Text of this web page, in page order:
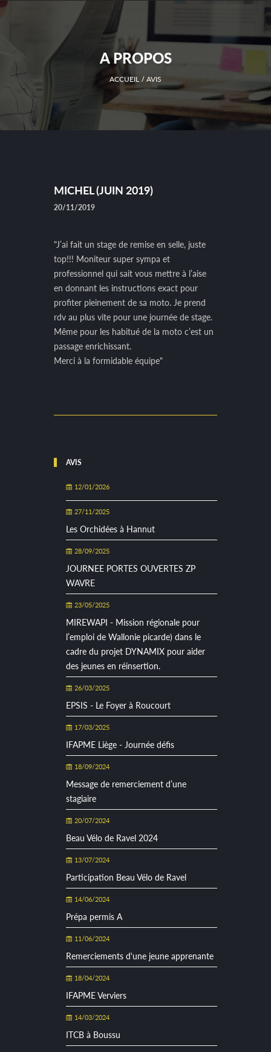
A PROPOS
ACCUEIL AVIS
MICHEL (JUIN 2019)
20/11/2019
"J’ai fait un stage de remise en selle, juste
top!!! Moniteur super sympa et
professionnel qui sait vous mettre à l’aise
en donnant les instructions exact pour
profiter pleinement de sa moto. Je prend
rdv au plus vite pour une journée de stage.
Même pour les habitué de la moto c’est un
passage enrichissant.
Merci à la formidable équipe"
AVIS
12/01/2026
27/11/2025
Les Orchidées à Hannut
28/09/2025
JOURNEE PORTES OUVERTES ZP
WAVRE
23/05/2025
MIREWAPI - Mission régionale pour
l’emploi de Wallonie picarde) dans le
cadre du projet DYNAMIX pour aider
des jeunes en réinsertion.
26/03/2025
EPSIS - Le Foyer à Roucourt
17/03/2025
IFAPME Liège - Journée défis
18/09/2024
Message de remerciement d’une
stagiaire
20/07/2024
Beau Vélo de Ravel 2024
13/07/2024
Participation Beau Vélo de Ravel
14/06/2024
Prépa permis A
11/06/2024
Remerciements d'une jeune apprenante
18/04/2024
IFAPME Verviers
14/03/2024
ITCB à Boussu